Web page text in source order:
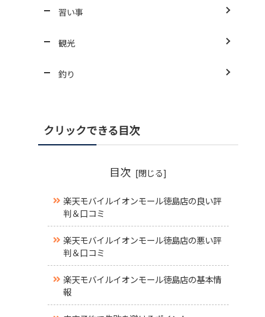
習い事
観光
釣り
クリックできる目次
目次
楽天モバイルイオンモール徳島店の良い評
判＆口コミ
楽天モバイルイオンモール徳島店の悪い評
判＆口コミ
楽天モバイルイオンモール徳島店の基本情
報